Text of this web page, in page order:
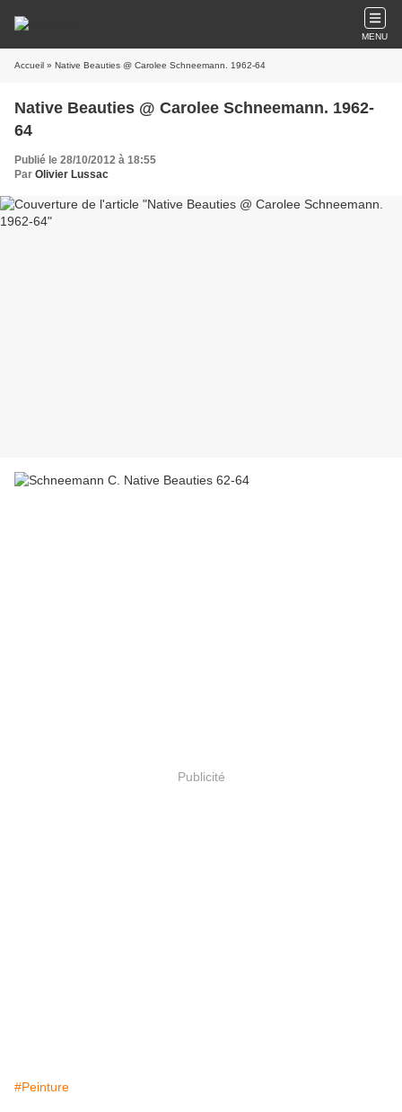
MENU
Accueil » Native Beauties @ Carolee Schneemann. 1962-64
Native Beauties @ Carolee Schneemann. 1962-
64
Publié le 28/10/2012 à 18:55
Par Olivier Lussac
Publicité
#Peinture